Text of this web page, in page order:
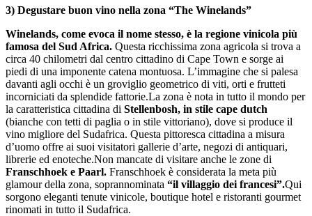
3) Degustare buon vino nella zona “The Winelands”
Winelands, come evoca il nome stesso, è la regione vinicola più
famosa del Sud Africa. Questa ricchissima zona agricola si trova a
circa 40 chilometri dal centro cittadino di Cape Town e sorge ai
piedi di una imponente catena montuosa. L’immagine che si palesa
davanti agli occhi è un groviglio geometrico di viti, orti e frutteti
incorniciati da splendide fattorie.La zona è nota in tutto il mondo per
la caratteristica cittadina di Stellenbosh, in stile cape dutch
(bianche con tetti di paglia o in stile vittoriano), dove si produce il
vino migliore del Sudafrica. Questa pittoresca cittadina a misura
d’uomo offre ai suoi visitatori gallerie d’arte, negozi di antiquari,
librerie ed enoteche.Non mancate di visitare anche le zone di
Franschhoek e Paarl. Franschhoek è considerata la meta più
glamour della zona, soprannominata “il villaggio dei francesi”.Qui
sorgono eleganti tenute vinicole, boutique hotel e ristoranti gourmet
rinomati in tutto il Sudafrica.